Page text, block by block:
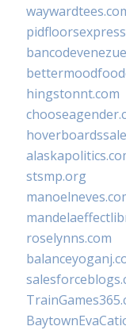
hingstonnt.com
stsmp.org
roselynns.com